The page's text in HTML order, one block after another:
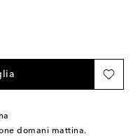
domani mattina.